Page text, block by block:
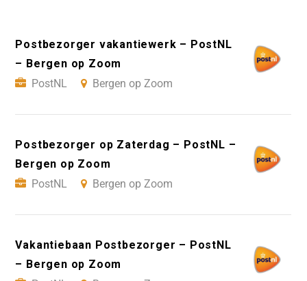
Postbezorger vakantiewerk – PostNL
– Bergen op Zoom
PostNL
Bergen op Zoom
Postbezorger op Zaterdag – PostNL –
Bergen op Zoom
PostNL
Bergen op Zoom
Vakantiebaan Postbezorger – PostNL
– Bergen op Zoom